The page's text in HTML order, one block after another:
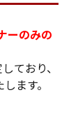
ーのみの
ており、
ます。